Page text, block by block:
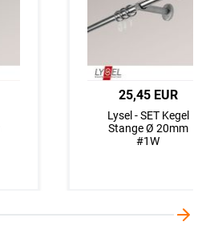
25,45 EUR
Lysel - SET Kegel
Stange Ø 20mm
#1W